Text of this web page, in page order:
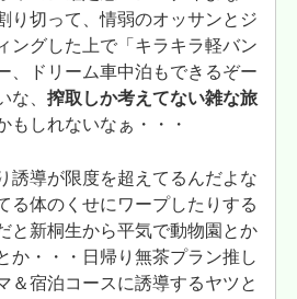
り切って、情弱のオッサンとジ
ングした上で「キラキラ軽バン
、ドリーム車中泊もできるぞー
な、搾取しか考えてない雑な旅
もしれないなぁ・・・
誘導が限度を超えてるんだよな
る体のくせにワープしたりする
と新桐生から平気で動物園とか
か・・・日帰り無茶プラン推し
＆宿泊コースに誘導するヤツと